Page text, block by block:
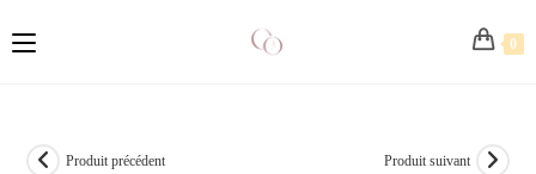
0
Produit précédent Produit suivant